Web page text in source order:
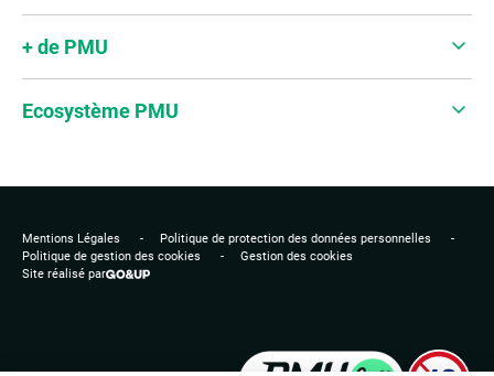
+ de PMU
Ecosystème PMU
Mentions Légales
Politique de protection des données personnelles
Politique de gestion des cookies
Gestion des cookies
Site réalisé par